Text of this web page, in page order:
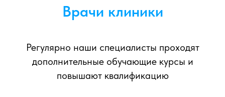
Врачи клиники
Регулярно наши специалисты проходят
дополнительные обучающие курсы и
повышают квалификацию